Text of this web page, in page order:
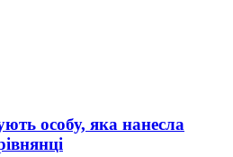
особу, яка нанесла